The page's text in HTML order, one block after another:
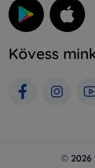
Kövess
© 2026